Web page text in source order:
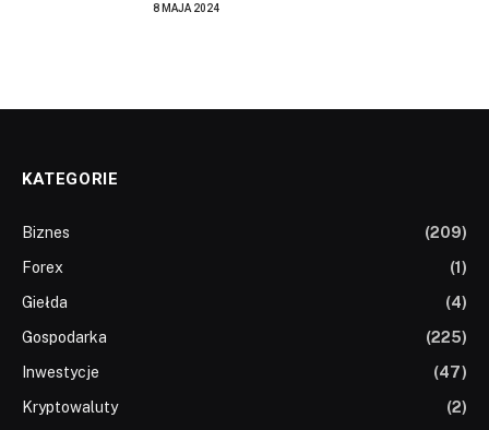
8 MAJA 2024
KATEGORIE
Biznes
(209)
Forex
(1)
Giełda
(4)
Gospodarka
(225)
Inwestycje
(47)
Kryptowaluty
(2)